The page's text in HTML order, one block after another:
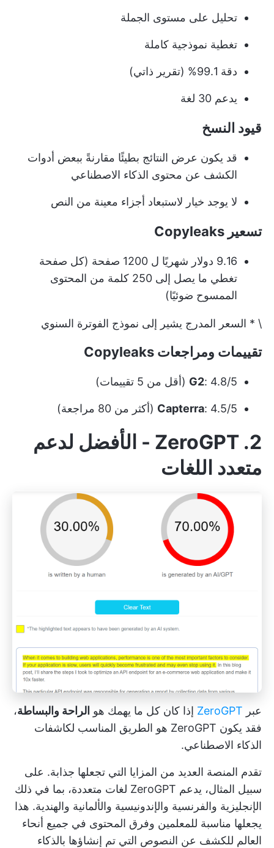
تحليل على مستوى الجملة
تغطية نموذجية كاملة
دقة 99.1% (تقرير ذاتي)
يدعم 30 لغة
قيود النسخ
قد يكون عرض النتائج بطيئًا مقارنةً ببعض أدوات
الكشف عن محتوى الذكاء الاصطناعي
لا يوجد خيار لاستبعاد أجزاء معينة من النص
تسعير Copyleaks
9.16 دولار شهريًا ل 1200 صفحة (كل صفحة
تغطي ما يصل إلى 250 كلمة من المحتوى
الممسوح ضوئيًا)
\ * السعر المدرج يشير إلى نموذج الفوترة السنوي
تقييمات ومراجعات Copyleaks
G2: 4.8/5 (أقل من 5 تقييمات)
Capterra: 4.5/5 (أكثر من 80 مراجعة)
2. ZeroGPT - الأفضل لدعم
متعدد اللغات
عبر ZeroGPT إذا كان كل ما يهمك هو الراحة والبساطة،
فقد يكون ZeroGPT هو الطريق المناسب لكاشفات
الذكاء الاصطناعي.
تقدم المنصة العديد من المزايا التي تجعلها جذابة. على
سبيل المثال، يدعم ZeroGPT لغات متعددة، بما في ذلك
الإنجليزية والفرنسية والإندونيسية والألمانية والهندية. هذا
يجعلها مناسبة للمعلمين وفرق المحتوى في جميع أنحاء
العالم للكشف عن النصوص التي تم إنشاؤها بالذكاء